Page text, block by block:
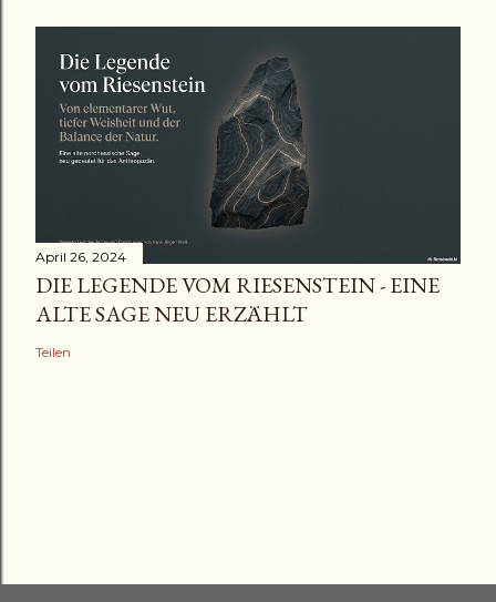
April 26, 2024
DIE LEGENDE VOM RIESENSTEIN - EINE
ALTE SAGE NEU ERZÄHLT
Teilen